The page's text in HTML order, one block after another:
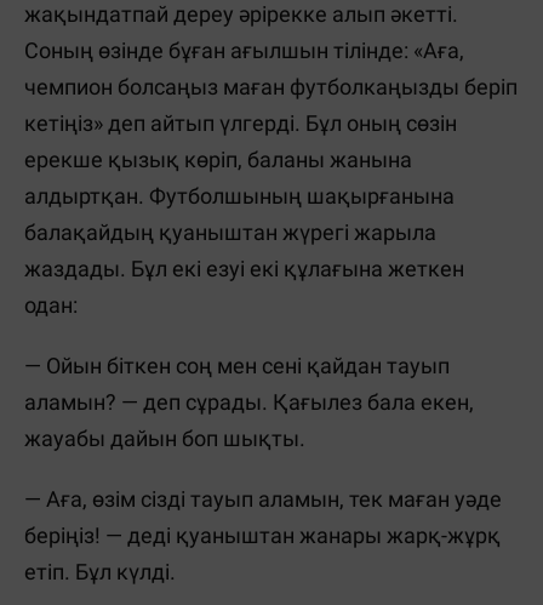
жақындатпай дереу әрірекке алып әкетті.
Соның өзінде бұған ағылшын тілінде: «Аға,
чемпион болсаңыз маған футболкаңызды беріп
кетіңіз» деп айтып үлгерді. Бұл оның сөзін
ерекше қызық көріп, баланы жанына
алдыртқан. Футболшының шақырғанына
балақайдың қуаныштан жүрегі жарыла
жаздады. Бұл екі езуі екі құлағына жеткен
одан:
— Ойын біткен соң мен сені қайдан тауып
аламын? — деп сұрады. Қағылез бала екен,
жауабы дайын боп шықты.
— Аға, өзім сізді тауып аламын, тек маған уәде
беріңіз! — деді қуаныштан жанары жарқ-жұрқ
етіп. Бұл күлді.